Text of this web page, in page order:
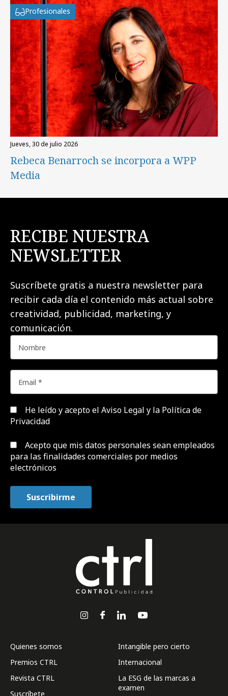
Profesionales
jueves, 30 de julio 2026
Rebeca Benarroch se incorpora a WPP
Media
RECIBE NUESTRA
NEWSLETTER
Suscríbete gratis a nuestra newsletter para
recibir cada día el contenido más actual sobre
creatividad, publicidad, marketing, y
comunicación.
He leído y acepto el Aviso Legal y la Política de
Privacidad
Acepto que mis datos personales sean empleados
para las finalidades comerciales por medios
electrónicos
Quienes somos
Premios CTRL
Revista CTRL
Suscríbete
Intangible pero cierto
Internacional
La ESG de las marcas a
examen